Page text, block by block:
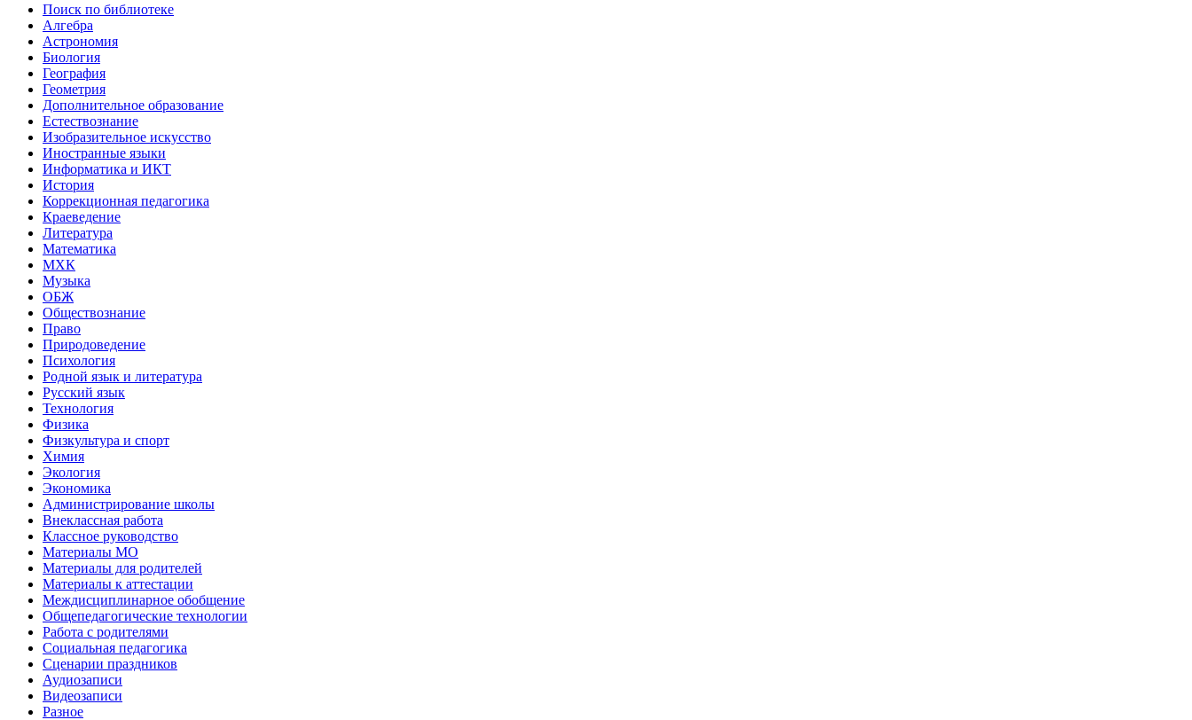
Поиск по библиотеке
Алгебра
Астрономия
Биология
География
Геометрия
Дополнительное образование
Естествознание
Изобразительное искусство
Иностранные языки
Информатика и ИКТ
История
Коррекционная педагогика
Краеведение
Литература
Математика
МХК
Музыка
ОБЖ
Обществознание
Право
Природоведение
Психология
Родной язык и литература
Русский язык
Технология
Физика
Физкультура и спорт
Химия
Экология
Экономика
Администрирование школы
Внеклассная работа
Классное руководство
Материалы МО
Материалы для родителей
Материалы к аттестации
Междисциплинарное обобщение
Общепедагогические технологии
Работа с родителями
Социальная педагогика
Сценарии праздников
Аудиозаписи
Видеозаписи
Разное